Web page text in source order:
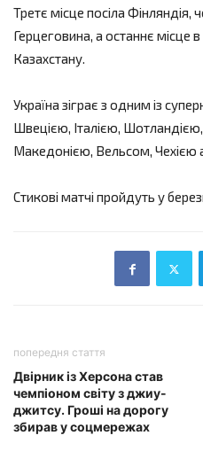
Третє місце посіла Фінляндія,
Герцеговина, а останнє місце в
Казахстану.
Україна зіграє з одним із
Швецією, Італією,
Македонією, Вельсом, Чехією
Стикові матчі пройдуть у
попередня стаття
Двірник із Херсона став
чемпіоном світу з джиу-
джитсу. Гроші на дорогу
збирав у соцмережах